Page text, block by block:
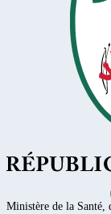
Ministère de la Santé,